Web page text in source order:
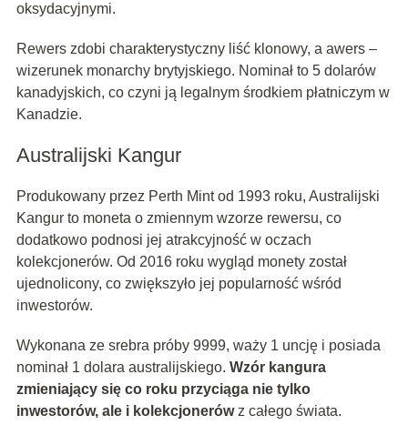
oksydacyjnymi.
Rewers zdobi charakterystyczny liść klonowy, a awers –
wizerunek monarchy brytyjskiego. Nominał to 5 dolarów
kanadyjskich, co czyni ją legalnym środkiem płatniczym w
Kanadzie.
Australijski Kangur
Produkowany przez Perth Mint od 1993 roku, Australijski
Kangur to moneta o zmiennym wzorze rewersu, co
dodatkowo podnosi jej atrakcyjność w oczach
kolekcjonerów. Od 2016 roku wygląd monety został
ujednolicony, co zwiększyło jej popularność wśród
inwestorów.
Wykonana ze srebra próby 9999, waży 1 uncję i posiada
nominał 1 dolara australijskiego. Wzór kangura
zmieniający się co roku przyciąga nie tylko
inwestorów, ale i kolekcjonerówz całego świata.